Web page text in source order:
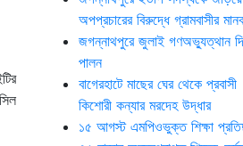
অপপ্রচারের বিরুদ্ধে গ্রামবাসীর
জগন্নাথপুরে জুলাই গণঅভ্যুত্থান
পালন
বাগেরহাটে মাছের ঘের থেকে প্রবাসী
কিশোরী কন্যার মরদেহ উদ্ধার
১৫ আগস্ট এমপিওভুক্ত শিক্ষা